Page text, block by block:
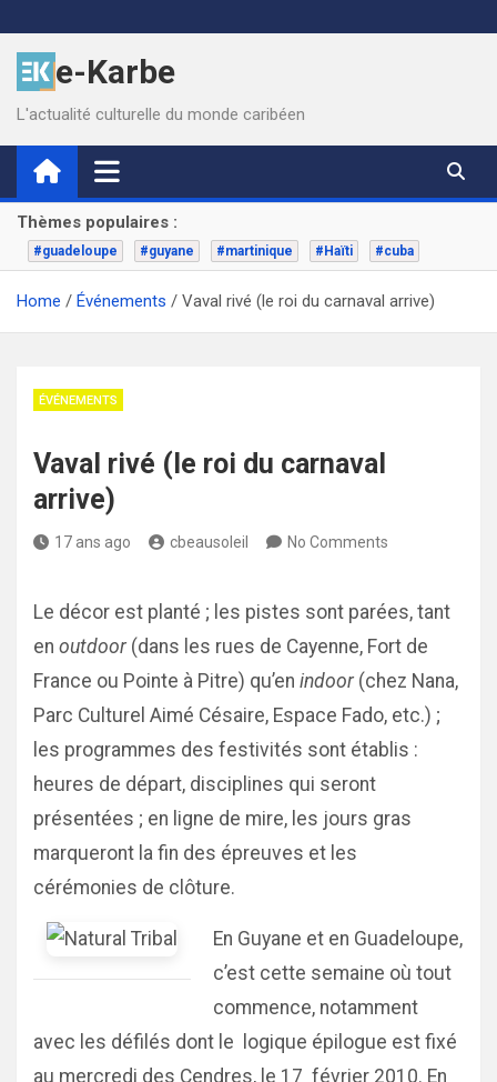
to
contente-Karbe
L'actualité culturelle du monde caribéen
Thèmes populaires :
#guadeloupe #guyane #martinique #Haïti #cuba
Home Événements Vaval rivé (le roi du carnaval arrive)
ÉVÉNEMENTS
Vaval rivé (le roi du carnaval
arrive)
17 ans ago cbeausoleil No Comments
Le décor est planté ; les pistes sont parées, tant
en outdoor (dans les rues de Cayenne, Fort de
France ou Pointe à Pitre) qu’en indoor (chez Nana,
Parc Culturel Aimé Césaire, Espace Fado, etc.) ;
les programmes des festivités sont établis :
heures de départ, disciplines qui seront
présentées ; en ligne de mire, les jours gras
marqueront la fin des épreuves et les
cérémonies de clôture.
En Guyane et en Guadeloupe,
c’est cette semaine où tout
commence, notamment
avec les défilés dont le logique épilogue est fixé
au mercredi des Cendres, le 17 février 2010. En